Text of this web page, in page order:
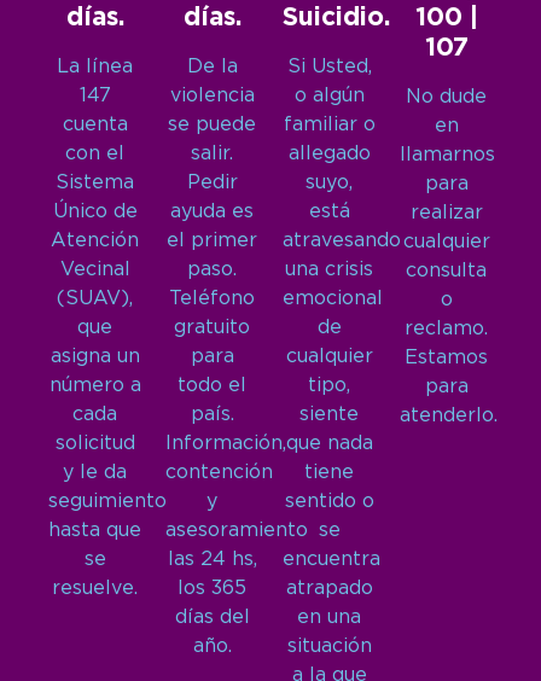
días.
La línea
147
cuenta
con el
Sistema
Único de
Atención
Vecinal
(SUAV),
que
asigna un
número a
cada
solicitud
y le da
seguimiento
hasta que
se
resuelve.
días.
De la
violencia
se puede
salir.
Pedir
ayuda es
el primer
paso.
Teléfono
gratuito
para
todo el
país.
Información,
contención
y
asesoramiento
las 24 hs,
los 365
días del
año.
Suicidio.
Si Usted,
o algún
familiar o
allegado
suyo,
está
atravesando
una crisis
emocional
de
cualquier
tipo,
siente
que nada
tiene
sentido o
se
encuentra
atrapado
en una
situación
a la que
100 |
107
No dude
en
llamarnos
para
realizar
cualquier
consulta
o
reclamo.
Estamos
para
atenderlo.